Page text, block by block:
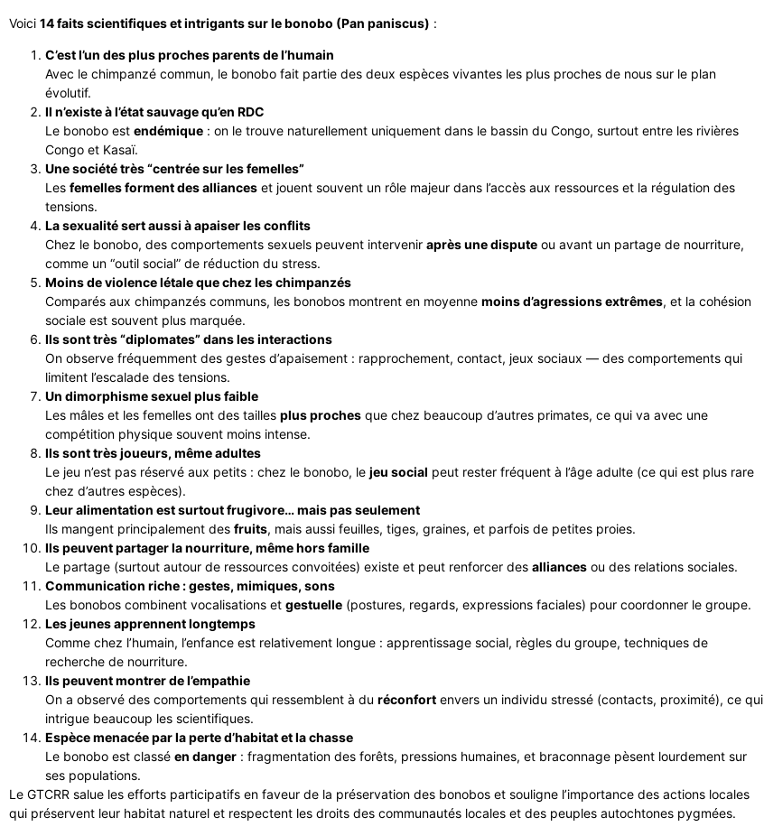
Voici 14 faits scientifiques et intrigants sur le bonobo (Pan paniscus) :
C’est l’un des plus proches parents de l’humain
Avec le chimpanzé commun, le bonobo fait partie des deux espèces vivantes les plus proches de nous sur le plan
évolutif.
Il n’existe à l’état sauvage qu’en RDC
Le bonobo est endémique : on le trouve naturellement uniquement dans le bassin du Congo, surtout entre les rivières
Congo et Kasaï.
Une société très “centrée sur les femelles”
Les femelles forment des alliances et jouent souvent un rôle majeur dans l’accès aux ressources et la régulation des
tensions.
La sexualité sert aussi à apaiser les conflits
Chez le bonobo, des comportements sexuels peuvent intervenir après une dispute ou avant un partage de nourriture,
comme un “outil social” de réduction du stress.
Moins de violence létale que chez les chimpanzés
Comparés aux chimpanzés communs, les bonobos montrent en moyenne moins d’agressions extrêmes, et la cohésion
sociale est souvent plus marquée.
Ils sont très “diplomates” dans les interactions
On observe fréquemment des gestes d’apaisement : rapprochement, contact, jeux sociaux — des comportements qui
limitent l’escalade des tensions.
Un dimorphisme sexuel plus faible
Les mâles et les femelles ont des tailles plus proches que chez beaucoup d’autres primates, ce qui va avec une
compétition physique souvent moins intense.
Ils sont très joueurs, même adultes
Le jeu n’est pas réservé aux petits : chez le bonobo, le jeu social peut rester fréquent à l’âge adulte (ce qui est plus rare
chez d’autres espèces).
Leur alimentation est surtout frugivore… mais pas seulement
Ils mangent principalement des fruits, mais aussi feuilles, tiges, graines, et parfois de petites proies.
Ils peuvent partager la nourriture, même hors famille
Le partage (surtout autour de ressources convoitées) existe et peut renforcer des alliances ou des relations sociales.
Communication riche : gestes, mimiques, sons
Les bonobos combinent vocalisations et gestuelle (postures, regards, expressions faciales) pour coordonner le groupe.
Les jeunes apprennent longtemps
Comme chez l’humain, l’enfance est relativement longue : apprentissage social, règles du groupe, techniques de
recherche de nourriture.
Ils peuvent montrer de l’empathie
On a observé des comportements qui ressemblent à du réconfort envers un individu stressé (contacts, proximité), ce qui
intrigue beaucoup les scientifiques.
Espèce menacée par la perte d’habitat et la chasse
Le bonobo est classé en danger : fragmentation des forêts, pressions humaines, et braconnage pèsent lourdement sur
ses populations.
Le GTCRR salue les efforts participatifs en faveur de la préservation des bonobos et souligne l’importance des actions locales
qui préservent leur habitat naturel et respectent les droits des communautés locales et des peuples autochtones pygmées.